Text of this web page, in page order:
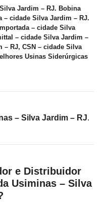
Jardim – RJ. Bobina
– cidade Silva Jardim – RJ.
– cidade Silva
– cidade Silva Jardim –
– RJ, CSN – cidade Silva
Usinas Siderúrgicas
– Silva Jardim – RJ.
e Distribuidor
Usiminas – Silva